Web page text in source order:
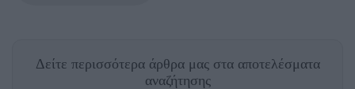
Δείτε περισσότερα άρθρα μας στα αποτελέσματα
αναζήτησης